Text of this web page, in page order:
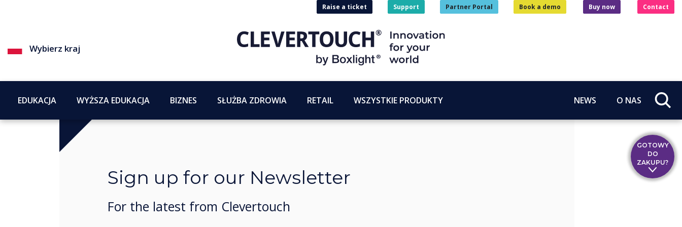
Wybierz kraj
Raise a ticket Support Partner Portal Book a demo Buy now Contact
EDUKACJA WYŻSZA EDUKACJA BIZNES SŁUŻBA ZDROWIA RETAIL WSZYSTKIE PRODUKTY NEWS O NAS
Sign up for our Newsletter
For the latest from Clevertouch
GOTOWY
DO
ZAKUPU?